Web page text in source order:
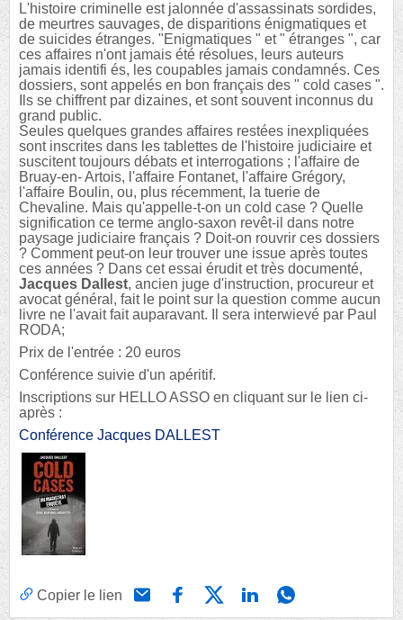
L'histoire criminelle est jalonnée d'assassinats sordides,
de meurtres sauvages, de disparitions énigmatiques et
de suicides étranges. "Enigmatiques " et " étranges ", car
ces affaires n'ont jamais été résolues, leurs auteurs
jamais identifi és, les coupables jamais condamnés. Ces
dossiers, sont appelés en bon français des " cold cases ".
Ils se chiffrent par dizaines, et sont souvent inconnus du
grand public.
Seules quelques grandes affaires restées inexpliquées
sont inscrites dans les tablettes de l'histoire judiciaire et
suscitent toujours débats et interrogations ; l'affaire de
Bruay-en- Artois, l'affaire Fontanet, l'affaire Grégory,
l'affaire Boulin, ou, plus récemment, la tuerie de
Chevaline. Mais qu'appelle-t-on un cold case ? Quelle
signification ce terme anglo-saxon revêt-il dans notre
paysage judiciaire français ? Doit-on rouvrir ces dossiers
? Comment peut-on leur trouver une issue après toutes
ces années ? Dans cet essai érudit et très documenté,
Jacques Dallest, ancien juge d'instruction, procureur et
avocat général, fait le point sur la question comme aucun
livre ne l'avait fait auparavant. Il sera interwievé par Paul
RODA;
Prix de l'entrée : 20 euros
Conférence suivie d'un apéritif.
Inscriptions sur HELLO ASSO en cliquant sur le lien ci-
après :
Conférence Jacques DALLEST
Copier le lien